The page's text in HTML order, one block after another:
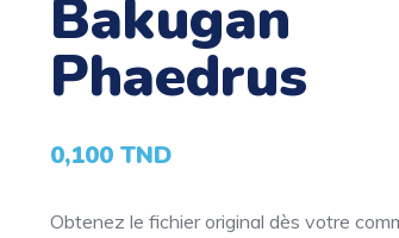
Bakugan
Phaedrus
0,100 TND
Obtenez le fichier original dès votre